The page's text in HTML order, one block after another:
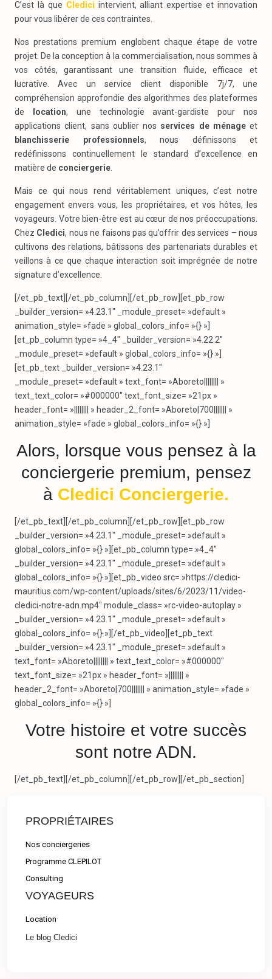
C’est là que Cledici intervient, alliant expertise et innovation
pour vous libérer de ces contraintes.
Nos prestations premium englobent chaque étape de votre
projet. De la conception à la commercialisation, nous sommes à
vos côtés, garantissant une transition fluide, efficace et
lucrative. Avec un service client disponible 7j/7, une
compréhension approfondie des algorithmes des plateformes
de
location, une technologie avant-gardiste pour nos
applications client, sans oublier nos services de ménageet
blanchisserie professionnels, nous définissons et
redéfinissons continuellement le standard d’excellence en
matière de conciergerie
Mais ce qui nous rend véritablement uniques, c’est notre
engagement envers vous, les propriétaires, et vos hôtes, les
voyageurs. Votre bien-être est au cœur de nos préoccupations.
Chez Cledici, nous ne faisons pas qu’offrir des services – nous
cultivons des relations, bâtissons des partenariats durables et
veillons à ce que chaque interaction soit imprégnée de notre
signature d’excellence.
[/et_pb_text][/et_pb_column][/et_pb_row][et_pb_row
_builder_version= »4.23.1″ _module_preset= »default »
animation_style= »fade » global_colors_info= »{} »]
[et_pb_column type= »4_4″ _builder_version= »4.22.2″
_module_preset= »default » global_colors_info= »{} »]
[et_pb_text _builder_version= »4.23.1″
_module_preset= »default » text_font= »Aboreto|||||||| »
text_text_color= »#000000″ text_font_size= »21px »
header_font= »|||||||| » header_2_font= »Aboreto|700||||||| »
animation_style= »fade » global_colors_info= »{} »]
Alors, lorsque vous pensez à la
conciergerie premium, pensez
à Cledici Conciergerie.
[/et_pb_text][/et_pb_column][/et_pb_row][et_pb_row
_builder_version= »4.23.1″ _module_preset= »default »
global_colors_info= »{} »][et_pb_column type= »4_4″
_builder_version= »4.23.1″ _module_preset= »default »
global_colors_info= »{} »][et_pb_video src= »https://cledici-
mauritius.com/wp-content/uploads/sites/6/2023/11/video-
cledici-notre-adn.mp4″ module_class= »rc-video-autoplay »
_builder_version= »4.23.1″ _module_preset= »default »
global_colors_info= »{} »][/et_pb_video][et_pb_text
_builder_version= »4.23.1″ _module_preset= »default »
text_font= »Aboreto|||||||| » text_text_color= »#000000″
text_font_size= »21px » header_font= »|||||||| »
header_2_font= »Aboreto|700||||||| » animation_style= »fade »
global_colors_info= »{} »]
Votre histoire et votre succès
sont notre ADN.
[/et_pb_text][/et_pb_column][/et_pb_row][/et_pb_section]
PROPRIÉTAIRES
Nos conciergeries
Programme CLEPILOT
Consulting
VOYAGEURS
Location
Le blog Cledici